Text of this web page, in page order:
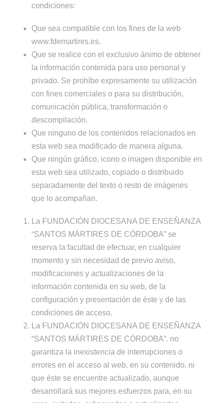
condiciones:
Que sea compatible con los fines de la web
www.fdemartires.es.
Que se realice con el exclusivo ánimo de obtener
la información contenida para uso personal y
privado. Se prohíbe expresamente su utilización
con fines comerciales o para su distribución,
comunicación pública, transformación o
descompilación.
Que ninguno de los contenidos relacionados en
esta web sea modificado de manera alguna.
Que ningún gráfico, icono o imagen disponible en
esta web sea utilizado, copiado o distribuido
separadamente del texto o resto de imágenes
que lo acompañan.
La FUNDACIÓN DIOCESANA DE ENSEÑANZA
“SANTOS MÁRTIRES DE CÓRDOBA” se
reserva la facultad de efectuar, en cualquier
momento y sin necesidad de previo aviso,
modificaciones y actualizaciones de la
información contenida en su web, de la
configuración y presentación de éste y de las
condiciones de acceso.
La FUNDACIÓN DIOCESANA DE ENSEÑANZA
“SANTOS MÁRTIRES DE CÓRDOBA”. no
garantiza la inexistencia de interrupciones o
errores en el acceso al web, en su contenido, ni
que éste se encuentre actualizado, aunque
desarrollará sus mejores esfuerzos para, en su